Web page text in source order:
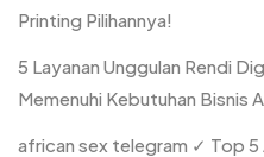
Printing Pilihannya!
5 Layanan Unggulan Rendi
Memenuhi Kebutuhan Bisnis
african sex telegram ✓ Top 5